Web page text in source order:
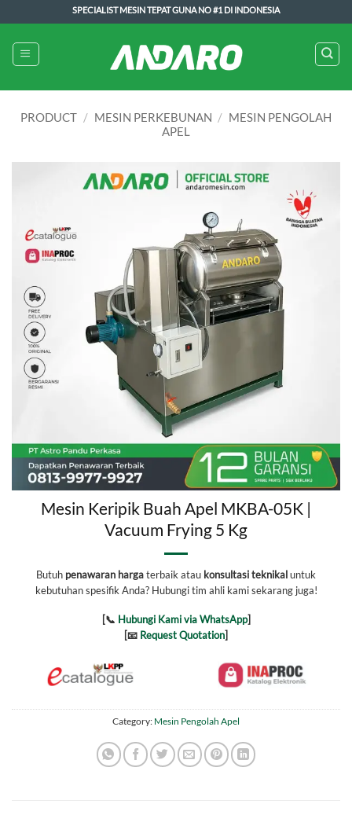
to
content
SPECIALIST MESIN TEPAT GUNA NO #1 DI INDONESIA
PRODUCT / MESIN PERKEBUNAN / MESIN PENGOLAH
APEL
Mesin Keripik Buah Apel MKBA-05K |
Vacuum Frying 5 Kg
Butuh penawaran hargaterbaik atau konsultasi teknikaluntuk
kebutuhan spesifik Anda? Hubungi tim ahli kami sekarang juga!
[📞 Hubungi Kami via WhatsApp]
[📧 Request Quotation]
Category: Mesin Pengolah Apel